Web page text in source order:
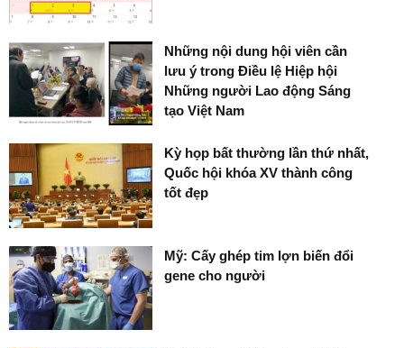
Những nội dung hội viên cần
lưu ý trong Điều lệ Hiệp hội
Những người Lao động Sáng
tạo Việt Nam
Kỳ họp bất thường lần thứ nhất,
Quốc hội khóa XV thành công
tốt đẹp
Mỹ: Cấy ghép tim lợn biến đổi
gene cho người